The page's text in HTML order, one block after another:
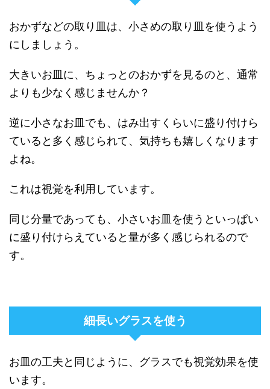
おかずなどの取り皿は、小さめの取り皿を使うよう
にしましょう。
大きいお皿に、ちょっとのおかずを見るのと、通常
よりも少なく感じませんか？
逆に小さなお皿でも、はみ出すくらいに盛り付けら
ていると多く感じられて、気持ちも嬉しくなります
よね。
これは視覚を利用しています。
同じ分量であっても、小さいお皿を使うといっぱい
に盛り付けらえていると量が多く感じられるので
す。
細長いグラスを使う
お皿の工夫と同じように、グラスでも視覚効果を使
います。